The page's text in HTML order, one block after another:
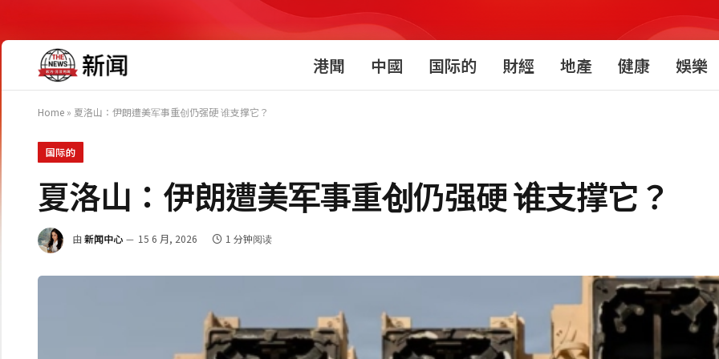
港聞 中國 国际的 財經 地產 健康 娛樂
Home » 夏洛山：伊朗遭美军事重创仍强硬 谁支撑它？
国际的
夏洛山：伊朗遭美军事重创仍强硬 谁支撑它？
由 新闻中心 15 6 月, 2026 1 分钟阅读